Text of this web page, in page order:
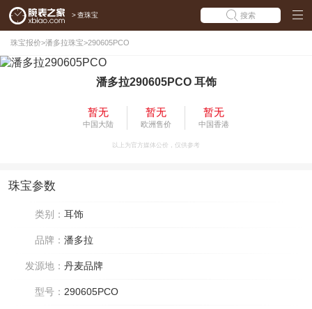
> 查珠宝 搜索
珠宝报价>潘多拉珠宝>290605PCO
潘多拉290605PCO 耳饰
暂无
中国大陆
暂无
欧洲售价
暂无
中国香港
以上为官方媒体公价，仅供参考
珠宝参数
类别： 耳饰
品牌： 潘多拉
发源地： 丹麦品牌
型号： 290605PCO